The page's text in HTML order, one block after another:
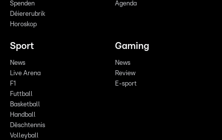
Spenden
Déiererubrik
Horoskop
Agenda
Sport
News
Live Arena
F1
Futtball
Basketball
Handball
Dëschtennis
Volleyball
Gaming
News
Review
E-sport